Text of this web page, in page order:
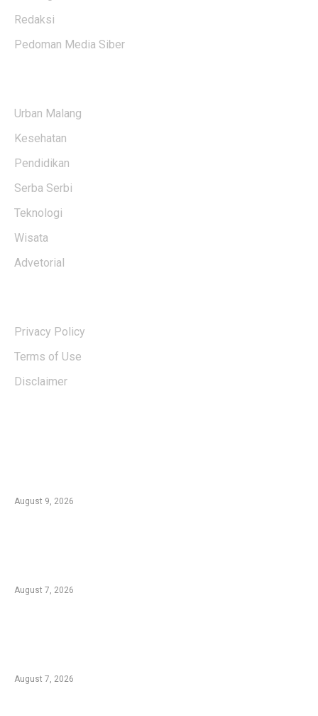
Redaksi
Pedoman Media Siber
Urban Malang
Kesehatan
Pendidikan
Serba Serbi
Teknologi
Wisata
Advetorial
Privacy Policy
Terms of Use
Disclaimer
August 9, 2026
August 7, 2026
August 7, 2026